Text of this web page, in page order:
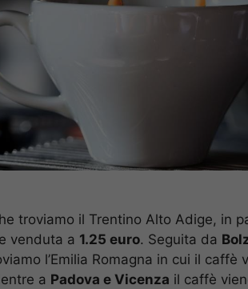
troviamo il Trentino Alto Adige, in
venduta a 1.25 euro. Seguita da
l’Emilia Romagna in cui il caffè
a Padova e Vicenza il caffè